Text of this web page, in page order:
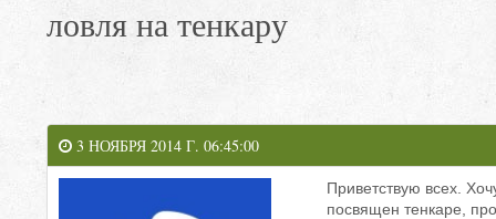
ловля на тенкару
3 НОЯБРЯ 2014 Г. 06:45:00
Приветствую всех.
посвящен тенкаре,